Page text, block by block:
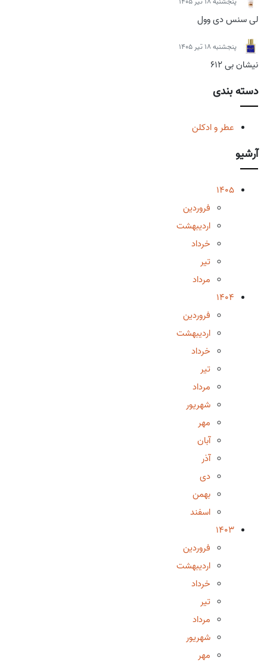
لی سنس دی وول
پنجشنبه 18 تیر 1405
نیشان بی 612
دسته بندی
عطر و ادکلن
آرشیو
1405
فروردین
اردیبهشت
خرداد
تیر
مرداد
1404
فروردین
اردیبهشت
خرداد
تیر
مرداد
شهریور
مهر
آبان
آذر
دی
بهمن
اسفند
1403
فروردین
اردیبهشت
خرداد
تیر
مرداد
شهریور
مهر